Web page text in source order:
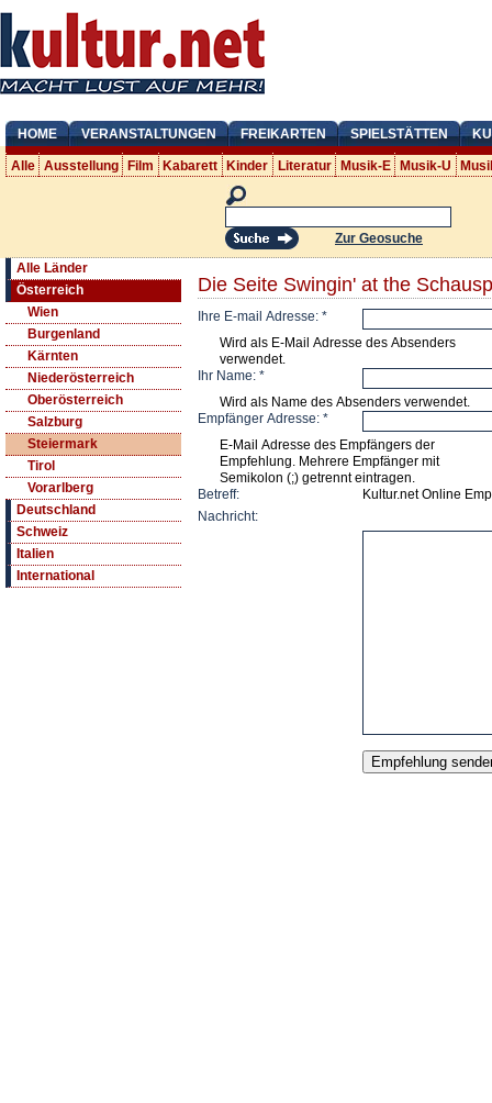
HOME VERANSTALTUNGEN FREIKARTEN SPIELSTÄTTEN
Alle Ausstellung Film Kabarett Kinder Literatur Musik-E Musik-U
Zur Geosuche
Alle Länder
Österreich
Wien
Burgenland
Kärnten
Niederösterreich
Oberösterreich
Salzburg
Steiermark
Tirol
Vorarlberg
Deutschland
Schweiz
Italien
International
Die Seite Swingin' at the
Ihre E-mail Adresse: *
Wird als E-Mail Adresse des Absenders
verwendet.
Ihr Name: *
Wird als Name des Absenders verwendet.
Empfänger Adresse: *
E-Mail Adresse des Empfängers der
Empfehlung. Mehrere Empfänger mit
Semikolon (;) getrennt eintragen.
Betreff:
Kultur.net Online
Nachricht: